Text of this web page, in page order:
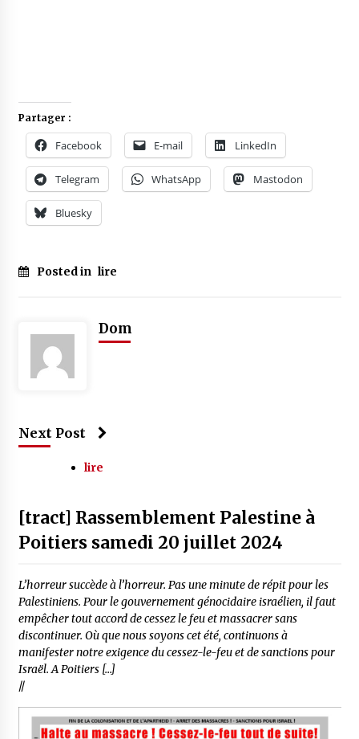
Partager :
Facebook E-mail LinkedIn
Telegram WhatsApp Mastodon
Bluesky
Posted in lire
Dom
Next Post
lire
[tract] Rassemblement Palestine à
Poitiers samedi 20 juillet 2024
L’horreur succède à l’horreur. Pas une minute de répit pour les
Palestiniens. Pour le gouvernement génocidaire israélien, il faut
empêcher tout accord de cessez le feu et massacrer sans
discontinuer. Où que nous soyons cet été, continuons à
manifester notre exigence du cessez-le-feu et de sanctions pour
Israël. A Poitiers […]
//